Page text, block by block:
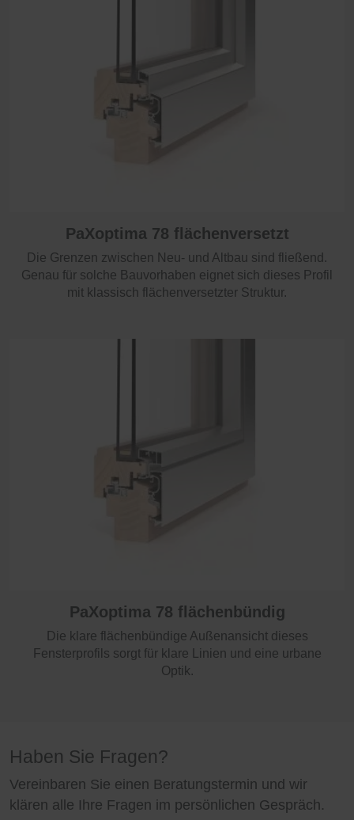
PaXoptima 78 flächenversetzt
Die Grenzen zwischen Neu- und Altbau sind fließend.
Genau für solche Bauvorhaben eignet sich dieses Profil
mit klassisch flächenversetzter Struktur.
PaXoptima 78 flächenbündig
Die klare flächenbündige Außenansicht dieses
Fensterprofils sorgt für klare Linien und eine urbane
Optik.
Profil aufgrund der massiven Profilstärke. Damit ist es
ideal geeignet für Neubauten mit klassischen Akzenten.
flächenbündige Holz-Aluminium-Profil mit sich und
eignet sich so bestens für den Neubau.
Haben Sie Fragen?
Vereinbaren Sie einen Beratungstermin und wir
klären alle Ihre Fragen im persönlichen Gespräch.